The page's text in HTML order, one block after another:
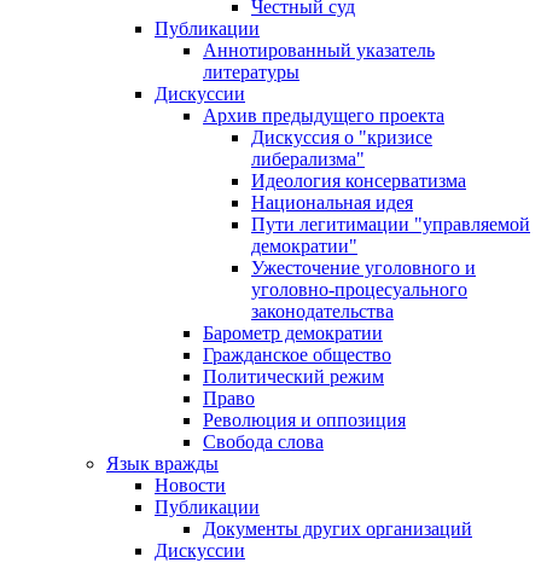
Честный суд
Публикации
Аннотированный указатель
литературы
Дискуссии
Архив предыдущего проекта
Дискуссия о "кризисе
либерализма"
Идеология консерватизма
Национальная идея
Пути легитимации "управляемой
демократии"
Ужесточение уголовного и
уголовно-процесуального
законодательства
Барометр демократии
Гражданское общество
Политический режим
Право
Революция и оппозиция
Свобода слова
Язык вражды
Новости
Публикации
Документы других организаций
Дискуссии